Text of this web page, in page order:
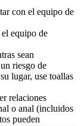
con el equipo de
equipo de
sean
riesgo de
lugar, use toallas
relaciones
o anal (incluidos
pueden